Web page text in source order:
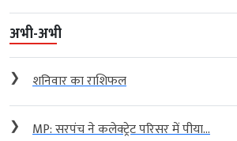
अभी-अभी
❯ शनिवार का राशिफल
❯ MP: सरपंच ने कलेक्ट्रेट परिसर में पीया...